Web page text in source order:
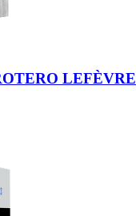
LEFÈVRE